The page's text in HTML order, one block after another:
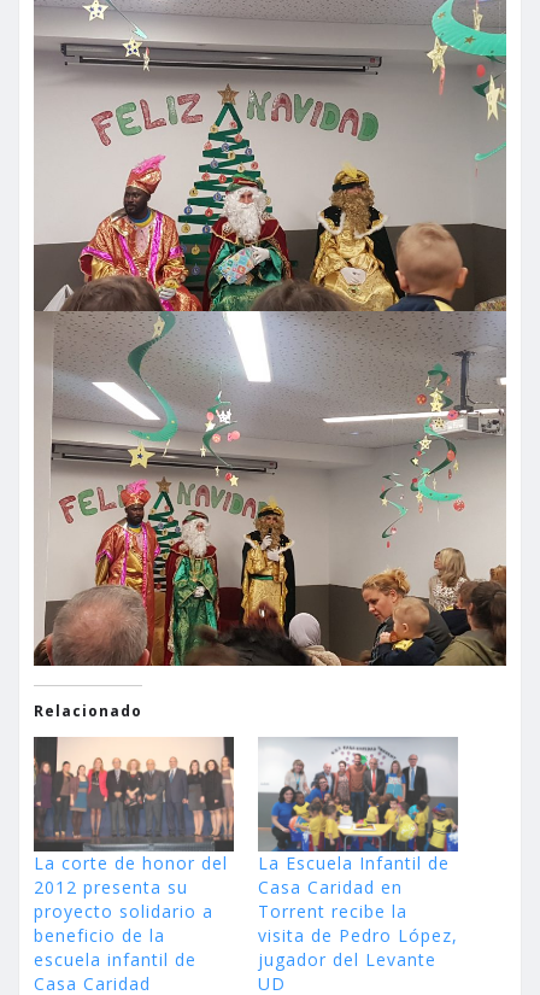
Relacionado
La corte de honor del
2012 presenta su
proyecto solidario a
beneficio de la
escuela infantil de
Casa Caridad
La Escuela Infantil de
Casa Caridad en
Torrent recibe la
visita de Pedro López,
jugador del Levante
UD